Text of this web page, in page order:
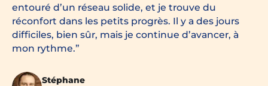
entouré d’un réseau solide, et je trouve du
réconfort dans les petits progrès. Il y a des jours
difficiles, bien sûr, mais je continue d’avancer, à
mon rythme.
Stéphane